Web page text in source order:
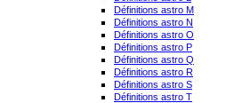
Définitions astro M
Définitions astro N
Définitions astro O
Définitions astro P
Définitions astro Q
Définitions astro R
Définitions astro S
Définitions astro T